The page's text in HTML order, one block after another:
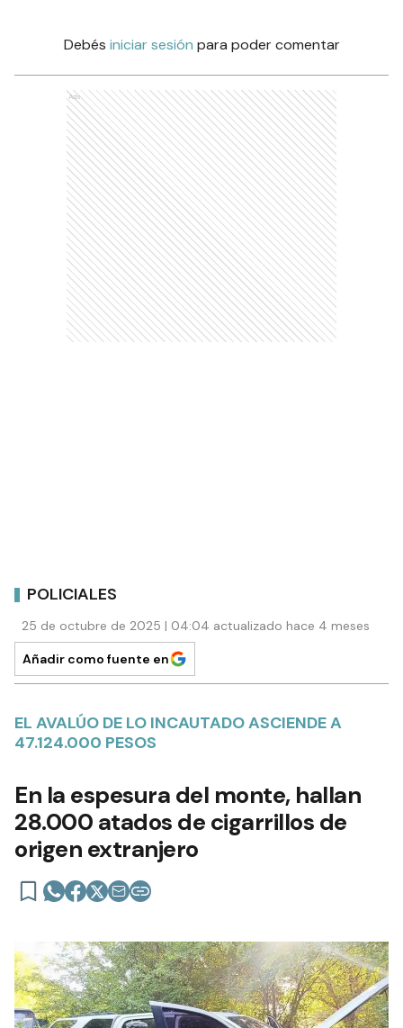
Debés iniciar sesión para poder comentar
Ads
POLICIALES
25 de octubre de 2025 | 04:04 actualizado hace 4 meses
Añadir como fuente en
EL AVALÚO DE LO INCAUTADO ASCIENDE A
47.124.000 PESOS
En la espesura del monte, hallan
28.000 atados de cigarrillos de
origen extranjero